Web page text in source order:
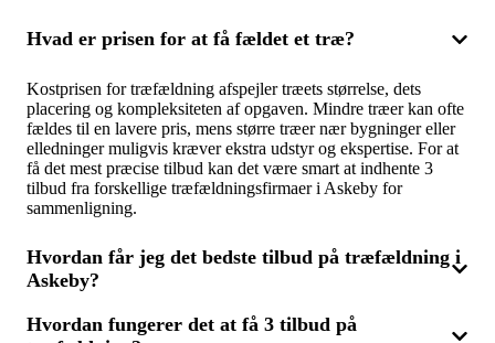
Hvad er prisen for at få fældet et træ?
Kostprisen for træfældning afspejler træets størrelse, dets
placering og kompleksiteten af opgaven. Mindre træer kan ofte
fældes til en lavere pris, mens større træer nær bygninger eller
elledninger muligvis kræver ekstra udstyr og ekspertise. For at
få det mest præcise tilbud kan det være smart at indhente 3
tilbud fra forskellige træfældningsfirmaer i Askeby for
sammenligning.
Hvordan får jeg det bedste tilbud på træfældning i
Askeby?
For at opnå det mest fordelagtige tilbud bør du anmode om 3
Hvordan fungerer det at få 3 tilbud på